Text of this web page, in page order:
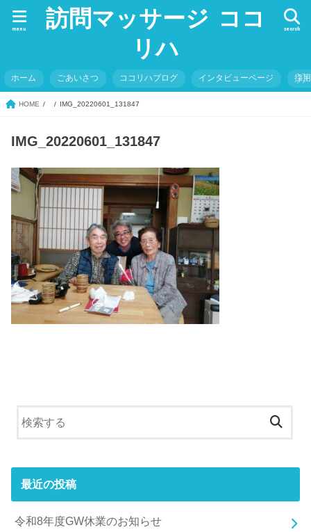
訪問マッサージ ココ
リハ
search
menu
ホーム ごあいさつ ココリハブログ インタビューページ 採
HOME IMG_20220601_131847
IMG_20220601_131847
最近の投稿
令和8年度GW休業のお知らせ